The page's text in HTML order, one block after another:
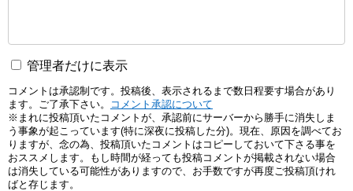
管理者だけに表示
コメントは承認制です。投稿後、表示されるまで数日程要す場合があり
ます。ご了承下さい。
コメント承認について
※まれに投稿頂いたコメントが、承認前にサーバーから勝手に消失しま
う事象が起こっています(特に深夜に投稿した分)。現在、原因を調べてお
りますが、念の為、投稿頂いたコメントはコピーしておいて下さる事を
おススメします。もし時間が経っても投稿コメントが掲載されない場合
は消失している可能性がありますので、お手数ですが再度ご投稿頂けれ
ばと存じます。